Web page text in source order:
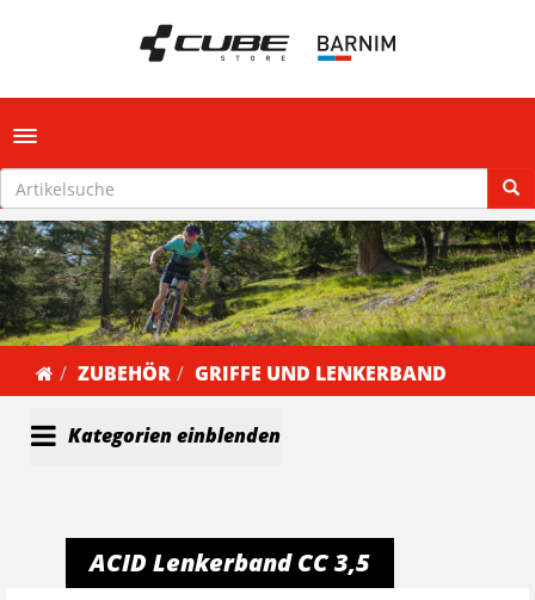
Toggle navigation
ZUBEHÖR GRIFFE UND LENKERBAND
Kategorien einblenden
ACID Lenkerband CC 3,5